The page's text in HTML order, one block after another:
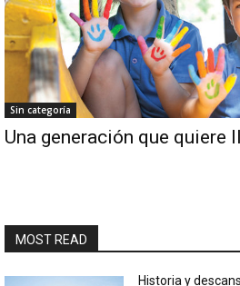
Sin categoría
Una generación que quiere
MOST READ
Historia y